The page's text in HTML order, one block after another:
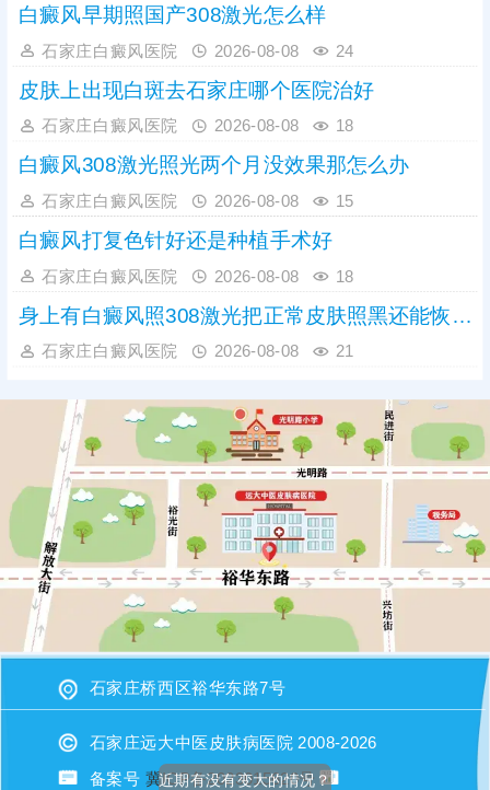
白癜风早期照国产308激光怎么样
石家庄白癜风医院 2026-08-08 24
皮肤上出现白斑去石家庄哪个医院治好
石家庄白癜风医院 2026-08-08 18
白癜风308激光照光两个月没效果那怎么办
石家庄白癜风医院 2026-08-08 15
白癜风打复色针好还是种植手术好
石家庄白癜风医院 2026-08-08 18
身上有白癜风照308激光把正常皮肤照黑还能恢复吗
石家庄白癜风医院 2026-08-08 21
石家庄桥西区裕华东路7号
石家庄远大中医皮肤病医院 2008-2026
备案号 冀ICP备2023015620号
近期有没有变大的情况？